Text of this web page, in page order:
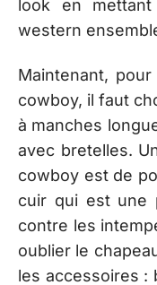
look en
western
Maintenant,
cowboy, il faut
à manches
avec bretelles.
cowboy est de
cuir qui est une
contre les
oublier le
les accessoires :